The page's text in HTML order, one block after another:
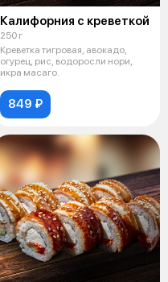
Калифорния с креветкой
250 г
Креветка тигровая, авокадо,
огурец, рис, водоросли нори,
икра масаго.
849 ₽